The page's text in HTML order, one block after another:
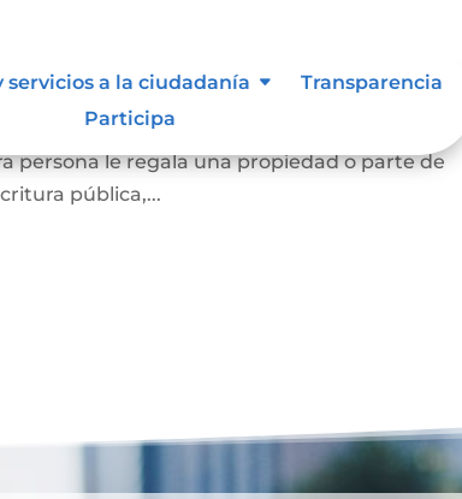
servicios a la ciudadanía
Transparencia
Participa
convierta en dueña de una vivienda, lote,
persona le regala una propiedad o parte de
pública,...